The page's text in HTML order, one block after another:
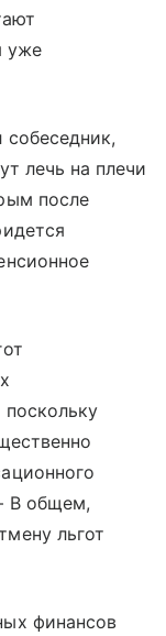
уже
лечь на плечи
после
В общем,
льгот
финансов